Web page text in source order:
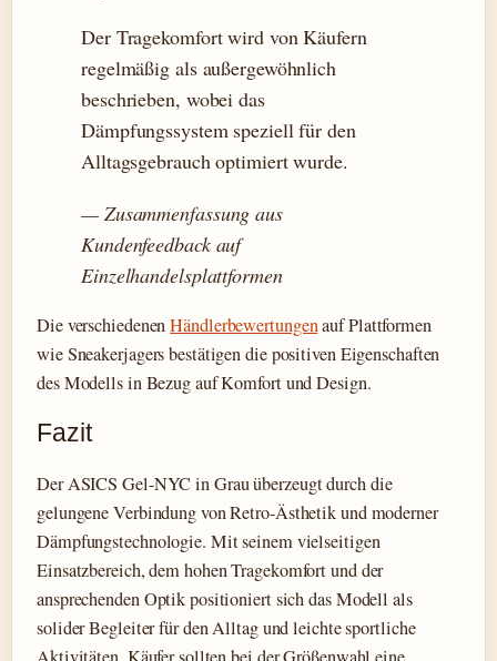
Der Tragekomfort wird von Käufern
regelmäßig als außergewöhnlich
beschrieben, wobei das
Dämpfungssystem speziell für den
Alltagsgebrauch optimiert wurde.
— Zusammenfassung aus
Kundenfeedback auf
Einzelhandelsplattformen
Die verschiedenenHändlerbewertungenauf Plattformen
wie Sneakerjagers bestätigen die positiven Eigenschaften
des Modells in Bezug auf Komfort und Design.
Fazit
Der ASICS Gel-NYC in Grau überzeugt durch die
gelungene Verbindung von Retro-Ästhetik und moderner
Dämpfungstechnologie. Mit seinem vielseitigen
Einsatzbereich, dem hohen Tragekomfort und der
ansprechenden Optik positioniert sich das Modell als
solider Begleiter für den Alltag und leichte sportliche
Aktivitäten. Käufer sollten bei der Größenwahl eine